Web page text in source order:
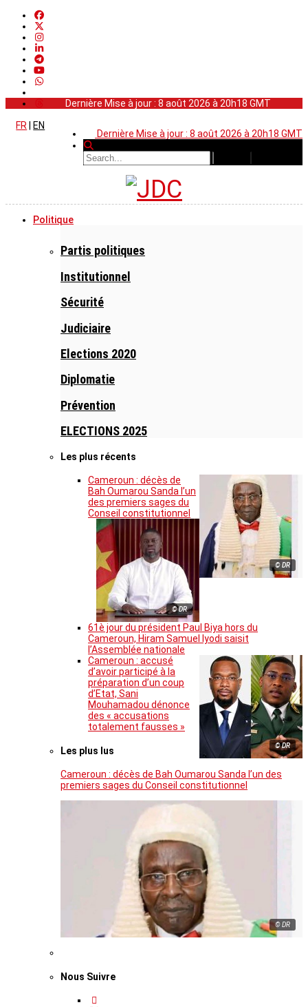
Dernière Mise à jour : 8 août 2026 à 20h18 GMT
Dernière Mise à jour : 8 août 2026 à 20h18 GMT
FR
EN
Politique
Partis politiques
Institutionnel
Sécurité
Judiciaire
Elections 2020
Diplomatie
Prévention
ELECTIONS 2025
Les plus récents
© DR
Cameroun : décès de
Bah Oumarou Sanda l’un
des premiers sages du
Conseil constitutionnel
© DR
61è jour du président Paul Biya hors du
Cameroun, Hiram Samuel Iyodi saisit
l’Assemblée nationale
© DR
Cameroun : accusé
d’avoir participé à la
préparation d’un coup
d’Etat, Sani
Mouhamadou dénonce
des « accusations
totalement fausses »
Les plus lus
Cameroun : décès de Bah Oumarou Sanda l’un des
premiers sages du Conseil constitutionnel
© DR
Nous Suivre